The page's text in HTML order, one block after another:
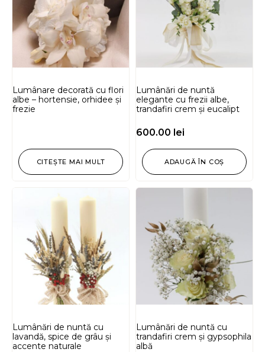
Lumânare decorată cu flori
albe – hortensie, orhidee și
frezie
CITEȘTE MAI MULT
Lumânări de nuntă
elegante cu frezii albe,
trandafiri crem și eucalipt
600.00 lei
ADAUGĂ ÎN COȘ
Lumânări de nuntă cu
lavandă, spice de grâu și
accente naturale
Lumânări de nuntă cu
trandafiri crem și gypsophila
albă